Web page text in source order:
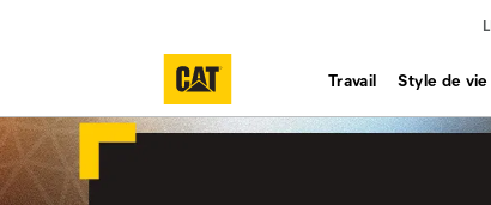
Travail Style de vie